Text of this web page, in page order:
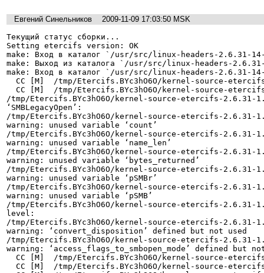
Евгений Синельников
2009-11-09 17:03:50 MSK
Текущий статус сборки...
Setting etercifs version: OK
make: Вход в каталог `/usr/src/linux-headers-2.6.31-
make: Выход из каталога `/usr/src/linux-headers-
make: Вход в каталог `/usr/src/linux-headers-2.6.31-
/tmp/Etercifs.BYc3hO6O/kernel-source-etercifs-
‘SMBLegacyOpen’:
/tmp/Etercifs.BYc3hO6O/kernel-source-etercifs-2.6.31-
warning: unused variable ‘count’
/tmp/Etercifs.BYc3hO6O/kernel-source-etercifs-2.6.31-
warning: unused variable ‘name_len’
/tmp/Etercifs.BYc3hO6O/kernel-source-etercifs-2.6.31-
warning: unused variable ‘bytes_returned’
/tmp/Etercifs.BYc3hO6O/kernel-source-etercifs-2.6.31-
warning: unused variable ‘pSMBr’
/tmp/Etercifs.BYc3hO6O/kernel-source-etercifs-2.6.31-
warning: unused variable ‘pSMB’
/tmp/Etercifs.BYc3hO6O/kernel-source-etercifs-
level:
/tmp/Etercifs.BYc3hO6O/kernel-source-etercifs-2.6.31-
warning: ‘convert_disposition’ defined but not used
/tmp/Etercifs.BYc3hO6O/kernel-source-etercifs-2.6.31-
warning: ‘access_flags_to_smbopen_mode’ defined but